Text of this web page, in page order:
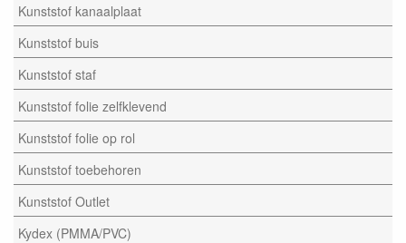
Kunststof kanaalplaat
Kunststof buis
Kunststof staf
Kunststof folie zelfklevend
Kunststof folie op rol
Kunststof toebehoren
Kunststof Outlet
Kydex (PMMA/PVC)